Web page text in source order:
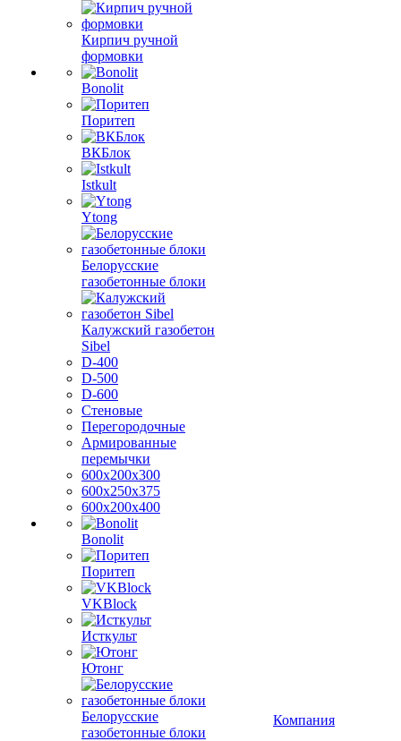
Кирпич ручной
формовки
Bonolit
Поритеп
ВКБлок
Istkult
Ytong
Белорусские
газобетонные блоки
Калужский газобетон
Sibel
D-400
D-500
D-600
Стеновые
Перегородочные
Армированные
перемычки
600х200х300
600х250х375
600х200х400
Bonolit
Поритеп
VKBlock
Исткульт
Ютонг
Белорусские
газобетонные блоки
Компания